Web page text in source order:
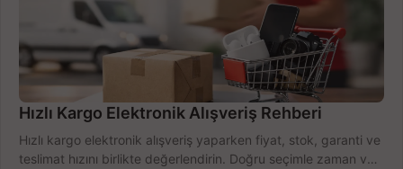
Hızlı Kargo Elektronik Alışveriş Rehberi
Hızlı kargo elektronik alışveriş yaparken fiyat, stok, garanti ve
teslimat hızını birlikte değerlendirin. Doğru seçimle zaman ve